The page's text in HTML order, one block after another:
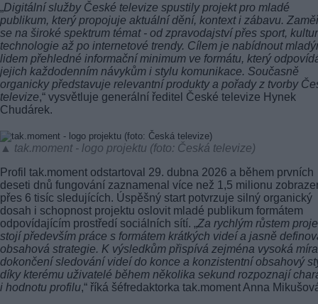
„Digitální služby České televize spustily projekt pro mladé
publikum, který propojuje aktuální dění, kontext i zábavu.
se na široké spektrum témat - od zpravodajství přes sport,
technologie až po internetové trendy. Cílem je nabídnout
lidem přehledné informační minimum ve formátu, který
jejich každodenním návykům i stylu komunikace. Současně
organicky představuje relevantní produkty a pořady z tvorby
televize,“ vysvětluje generální ředitel České televize Hynek
Chudárek.
▲ tak.moment - logo projektu (foto: Česká televize)
Profil tak.moment odstartoval 29. dubna 2026 a během prvních
deseti dnů fungování zaznamenal více než 1,5 milionu
přes 6 tisíc sledujících. Úspěšný start potvrzuje silný organický
dosah i schopnost projektu oslovit mladé publikum formátem
odpovídajícím prostředí sociálních sítí. „Za rychlým růstem
stojí především práce s formátem krátkých videí a jasně
obsahová strategie. K výsledkům přispívá zejména vysoká míra
dokončení sledování videí do konce a konzistentní obsahový
díky kterému uživatelé během několika sekund rozpoznají
i hodnotu profilu,“ říká šéfredaktorka tak.moment Anna